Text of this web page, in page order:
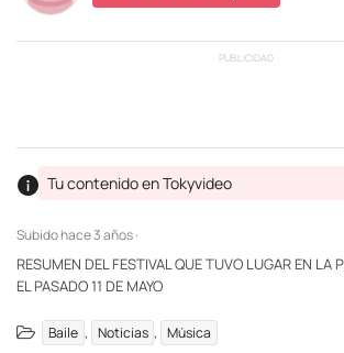
PUBLICIDAD
Subidohace 3 años ·
Tu contenido en Tokyvideo
RESUMEN DEL FESTIVAL QUE TUVO LUGAR EN LA
EL PASADO 11 DE MAYO
Baile , Noticias , Música